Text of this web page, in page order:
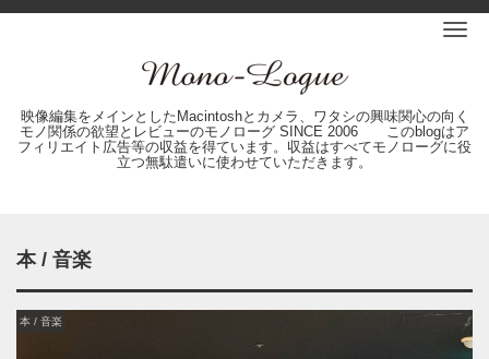
映像編集をメインとしたMacintoshとカメラ、ワタシの興味関心の向く
モノ関係の欲望とレビューのモノローグ SINCE 2006 このblogはア
フィリエイト広告等の収益を得ています。収益はすべてモノローグに役
立つ無駄遣いに使わせていただきます。
本 / 音楽
本 / 音楽